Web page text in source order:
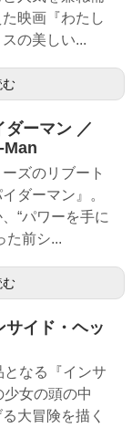
映画『わたし
の美しい...
む
ダーマン ／
ズのリブート
ダーマン』。
“パワーを手に
た前シ...
む
サイド・ヘッ
となる『インサ
女の頭の中
大冒険を描く